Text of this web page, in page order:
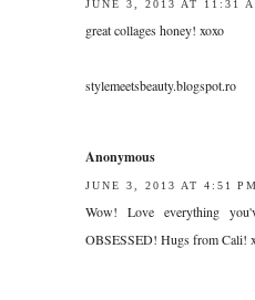
JUNE 3, 2013 AT 11:31
great collages honey! xoxo
stylemeetsbeauty.blogspot.ro
Anonymous
JUNE 3, 2013 AT 4:51 PM
Wow! Love everything
OBSESSED! Hugs from Cali!